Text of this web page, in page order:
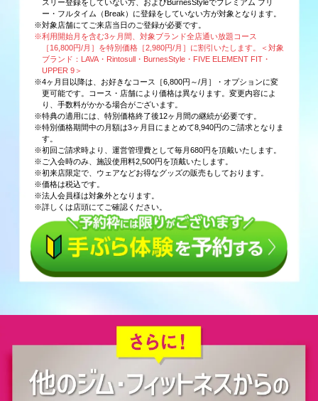
スリー登録をしていない方、およびBurnesStyleでプレミアム フリ
ー・フルタイム（Break）に登録をしていない方が対象となります。
※対象店舗にてご来店当日のご登録が必要です。
※利用開始月を含む3ヶ月間、対象ブランド全店通い放題コース
［16,800円/月］を特別価格［2,980円/月］に割引いたします。＜対象
ブランド：LAVA・Rintosull・BurnesStyle・FIVE ELEMENT FIT・
UPPER 9＞
※4ヶ月目以降は、お好きなコース［6,800円～/月］・オプションに変
更可能です。コース・店舗により価格は異なります。変更内容によ
り、手数料がかかる場合がございます。
※特典の適用には、特別価格終了後12ヶ月間の継続が必要です。
※特別価格期間中の月額は3ヶ月目にまとめて8,940円のご請求となりま
す。
※初回ご請求時より、運営管理費として毎月680円を頂戴いたします。
※ご入会時のみ、施設使用料2,500円を頂戴いたします。
※初来店限定で、ウェアなどお得なグッズの販売もしております。
※価格は税込です。
※法人会員様は対象外となります。
※詳しくは店頭にてご確認ください。